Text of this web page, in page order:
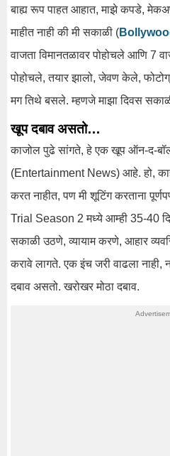
बाह्य रूप पाहत आहात, माझे कपडे,
माहीत नाही की मी सकाळी (
वाजता विमानतळावर पोहोचले आणि 7
पोहोचले, तयार झालो, जेवण केले,
मग तिथे बसले. म्हणजे माझा दिवस
खूप दबाव असतो…
काजोल पुढे सांगते, हे एक खूप ऑन-द-
(Entertainment News) आहे. हो,
करत नाहीत, पण मी शूटिंग करताना
Trial Season 2 मध्ये आम्ही 35-40
सकाळी उठणे, व्यायाम करणे, आहार
करावे लागते. एक इंच जरी वाढला नाही,
दबाव असतो. खरोखर मोठा दबाव.